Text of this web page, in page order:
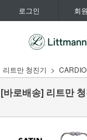
로그인 회
리트만 청진기
[바로배송] 리트만